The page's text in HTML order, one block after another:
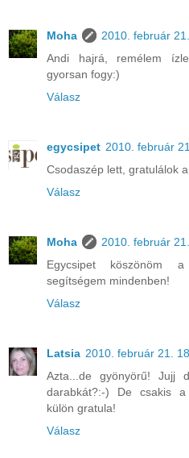
Moha
2010. február
Andi hajrá, remélem
gyorsan fogy:)
Válasz
egycsipet 2010. február
Csodaszép lett, gratulálok
Válasz
Moha
2010. február
Egycsipet köszönöm
segítségem mindenben!
Válasz
Latsia 2010. február 21.
Azta...de gyönyörű! Jujj
darabkát?:-) De csakis a
külön gratula!
Válasz